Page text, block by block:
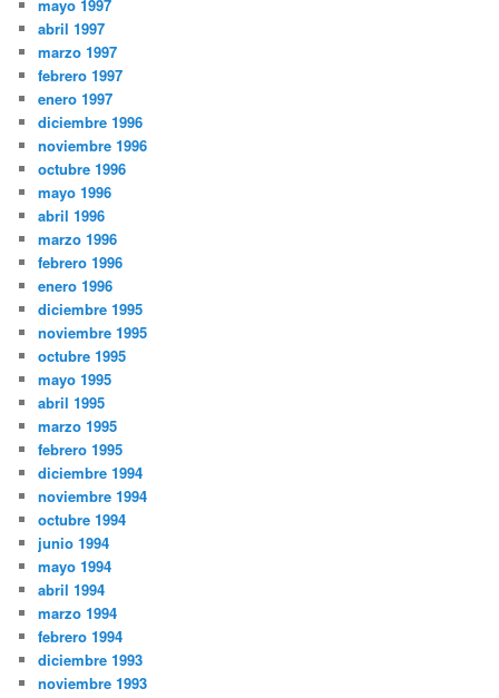
mayo 1997
abril 1997
marzo 1997
febrero 1997
enero 1997
diciembre 1996
noviembre 1996
octubre 1996
mayo 1996
abril 1996
marzo 1996
febrero 1996
enero 1996
diciembre 1995
noviembre 1995
octubre 1995
mayo 1995
abril 1995
marzo 1995
febrero 1995
diciembre 1994
noviembre 1994
octubre 1994
junio 1994
mayo 1994
abril 1994
marzo 1994
febrero 1994
diciembre 1993
noviembre 1993